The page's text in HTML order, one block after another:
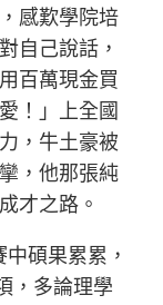
感歎學院培
自己說話，
百萬現金買
！」上全國
，牛土豪被
，他那張純
才之路。
碩果累累，
，多論理學